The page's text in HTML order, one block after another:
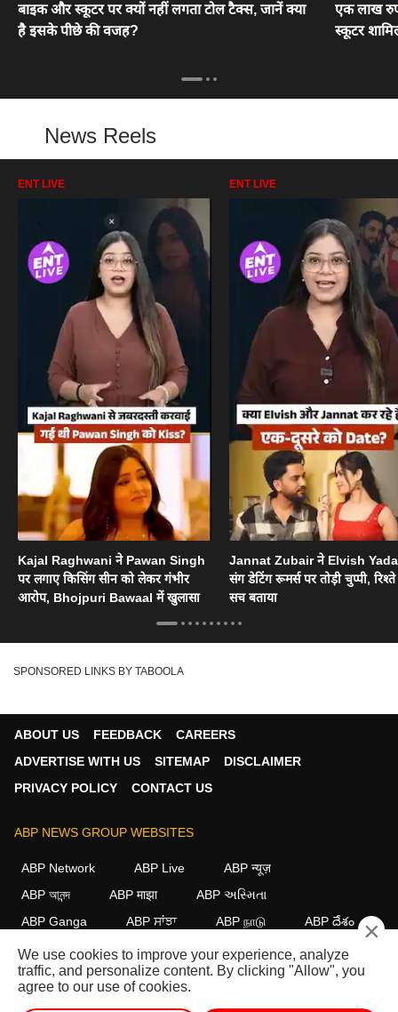
बाइक और स्कूटर पर क्यों नहीं लगता टोल टैक्स, जानें क्या
है इसके पीछे की वजह?
एक लाख
स्कूटर
News Reels
ENT LIVE
Kajal Raghwani ने Pawan Singh
पर लगाए किसिंग सीन को लेकर गंभीर
आरोप, Bhojpuri Bawaal में खुलासा
ENT LIVE
Jannat Zubair ने Elvish
संग डेटिंग रूमर्स पर तोड़ी चुप्पी,
सच बताया
SPONSORED LINKS BY TABOOLA
ABOUT US FEEDBACK
CAREERS
ADVERTISE WITH US
SITEMAP
DISCLAIMER
PRIVACY POLICY
CONTACT US
ABP NEWS GROUP WEBSITES
ABP Network ABP Live
ABP न्यूज़
ABP আনন্দ
ABP माझा
ABP અસ્મિતા
ABP Ganga
ABP ਸਾਂਝਾ ABP நாடு ABP దేశం
FOLLOW US
×
We use cookies to improve your experience, analyze
traffic, and personalize content. By clicking "Allow", you
agree to our use of cookies.